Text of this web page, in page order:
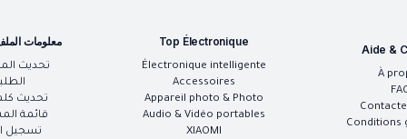
معلومات
تحديث
تحديث
قائمة
تسجيل
Top Électronique
Électronique intelligente
Accessoires
Appareil photo & Photo
Audio & Vidéo portables
XIAOMI
Aide &
À
Conditions